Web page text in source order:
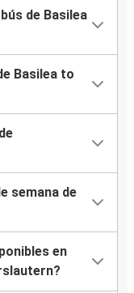
de Basilea
Basilea to
semana de
en